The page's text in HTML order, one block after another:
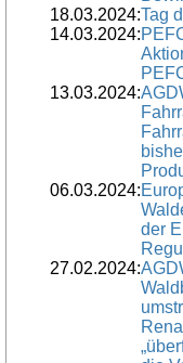
18.03.2024:Tag
14.03.2024:
13.03.2024:
06.03.2024:
der
27.02.2024: